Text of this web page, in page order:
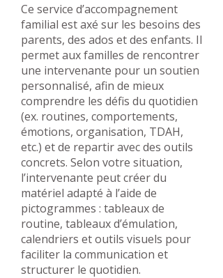
Ce service d’accompagnement
familial est axé sur les besoins des
parents, des ados et des enfants. Il
permet aux familles de rencontrer
une intervenante pour un soutien
personnalisé, afin de mieux
comprendre les défis du quotidien
(ex. routines, comportements,
émotions, organisation, TDAH,
etc.) et de repartir avec des outils
concrets. Selon votre situation,
l’intervenante peut créer du
matériel adapté à l’aide de
pictogrammes : tableaux de
routine, tableaux d’émulation,
calendriers et outils visuels pour
faciliter la communication et
structurer le quotidien.